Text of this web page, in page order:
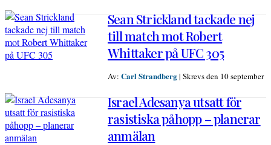
Sean Strickland tackade nej
till match mot Robert
Whittaker på UFC 305
Av: Carl Strandberg| Skrevs den 10 september
Israel Adesanya utsatt för
rasistiska påhopp – planerar
anmälan